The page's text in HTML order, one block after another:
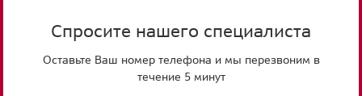
Спросите нашего специалиста
Оставьте Ваш номер телефона и мы перезвоним в
течение 5 минут